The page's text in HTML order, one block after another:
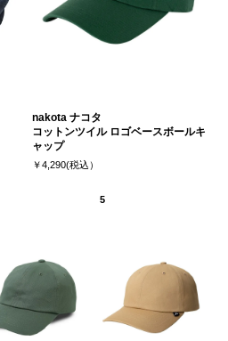
nakota ナコタ
コットンツイル ロゴベースボールキ
ャップ
￥4,290(税込）